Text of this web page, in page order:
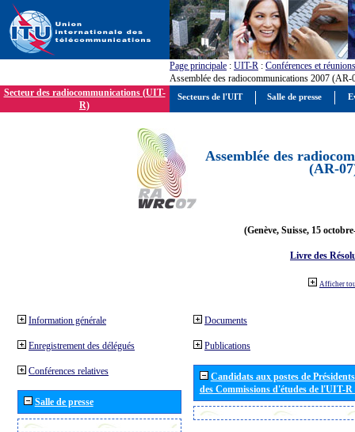
Page principale : UIT-R : Conférences et réunions
Assemblée des radiocommunications 2007 (AR-
Secteur des radiocommunications (UIT-
R)
Assemblée des
(AR-
(Genève, Suisse, 15
Livre des
Afficher
Information générale
Enregistrement des délégués
Conférences relatives
Salle de presse
Documents
Publications
Candidats aux postes de
des Commissions d'études de l'UIT-
Secteurs de l'UIT Salle de presse